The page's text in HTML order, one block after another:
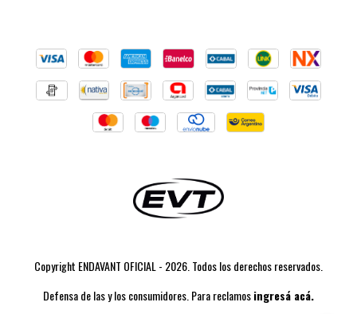
Copyright ENDAVANT OFICIAL - 2026. Todos los derechos reservados.
Defensa de las y los consumidores. Para reclamosingresá acá.